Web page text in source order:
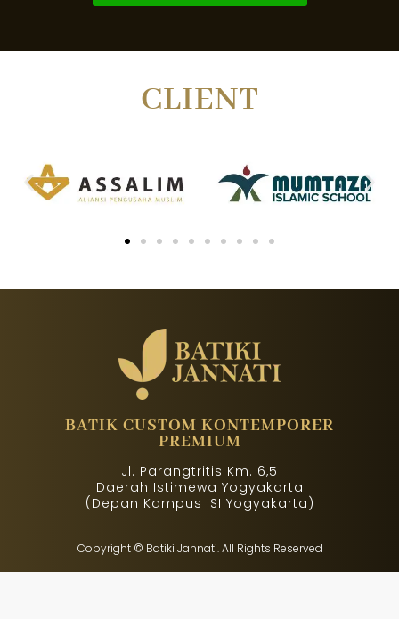
CLIENT
BATIK CUSTOM KONTEMPORER
PREMIUM
Jl. Parangtritis Km. 6,5
Daerah Istimewa Yogyakarta
(Depan Kampus ISI Yogyakarta)
Copyright © Batiki Jannati. All Rights Reserved